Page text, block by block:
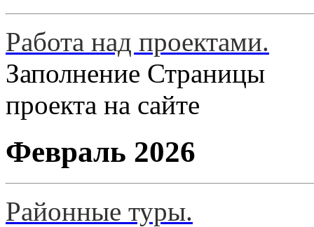
Работа над проектами.
Заполнение Страницы
проекта на сайте
Февраль 2026
Районные туры.